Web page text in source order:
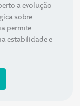
a evolução
sobre
permite
estabilidade e